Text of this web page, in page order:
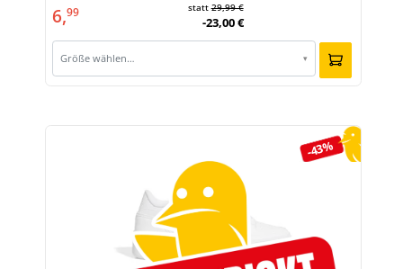
6,99 statt29,99 €
-23,00 €
Größe wählen… ▾
-43%